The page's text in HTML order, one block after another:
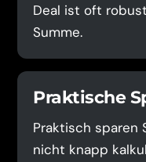
Deal ist oft
Summe.
Praktische
Praktisch sparen
nicht knapp